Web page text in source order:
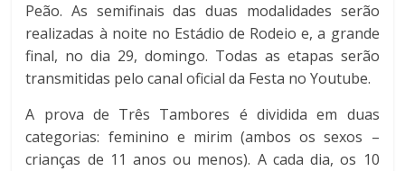
Peão. As semifinais das duas modalidades serão
realizadas à noite no Estádio de Rodeio e, a grande
final, no dia 29, domingo. Todas as etapas serão
transmitidas pelo canal oficial da Festa no Youtube.
A prova de Três Tambores é dividida em duas
categorias: feminino e mirim (ambos os sexos –
crianças de 11 anos ou menos). A cada dia, os 10